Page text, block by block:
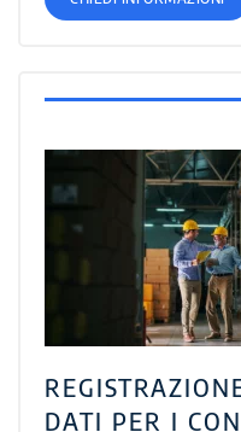
DATI PER I